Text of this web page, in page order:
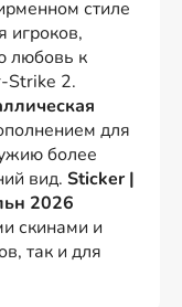
стиле
игроков,
любовь к
Strike 2.
для
более
вид. Sticker |
2026
скинами и
так и для